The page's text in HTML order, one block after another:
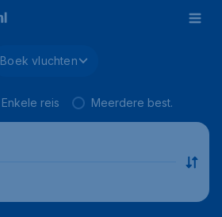
Boek vluchten
Enkele reis Meerdere best.